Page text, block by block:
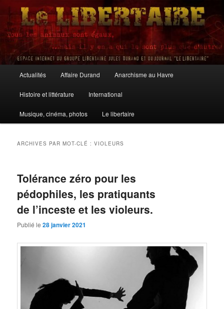
Aller
contenu
principal
Aller
contenu
secondaire
Le Libertaire
principal
Actualités Affaire Durand Anarchisme au Havre
Histoire et littérature International
Musique, cinéma, photos Le libertaire
ARCHIVES PAR MOT-CLÉ :VIOLEURS
Tolérance zéro pour les
pédophiles, les pratiquants
de l’inceste et les violeurs.
Publié le28 janvier 2021